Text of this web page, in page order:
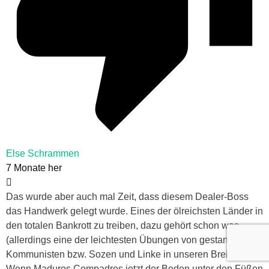
Else Schrammen
7 Monate her
Das wurde aber auch mal Zeit, dass diesem Dealer-Boss
das Handwerk gelegt wurde. Eines der ölreichsten Länder in
den totalen Bankrott zu treiben, dazu gehört schon was
(allerdings eine der leichtesten Übungen von gestandenen
Kommunisten bzw. Sozen und Linke in unseren Breiten).